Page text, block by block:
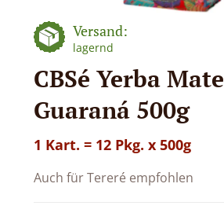
Versand:
lagernd
CBSé Yerba Mate
Guaraná 500g
1 Kart. = 12 Pkg. x 500g
Auch für Tereré empfohlen